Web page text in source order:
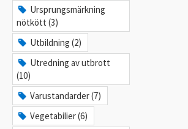
Ursprungsmärkning
nötkött (3)
Utbildning (2)
Utredning av utbrott
(10)
Varustandarder (7)
Vegetabilier (6)